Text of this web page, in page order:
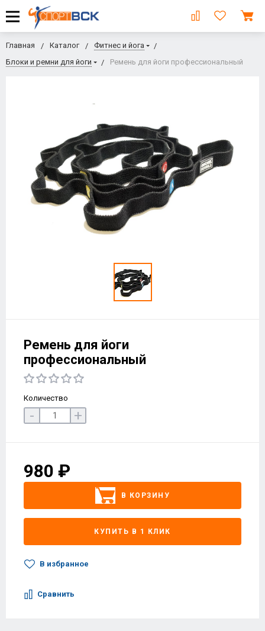
Главная Каталог
Фитнес и йога
Блоки и ремни для йоги
Ремень для йоги профессиональный
Ремень для йоги
профессиональный
Количество
- +
980 ₽
В КОРЗИНУ
КУПИТЬ В 1 КЛИК
В избранное
Сравнить